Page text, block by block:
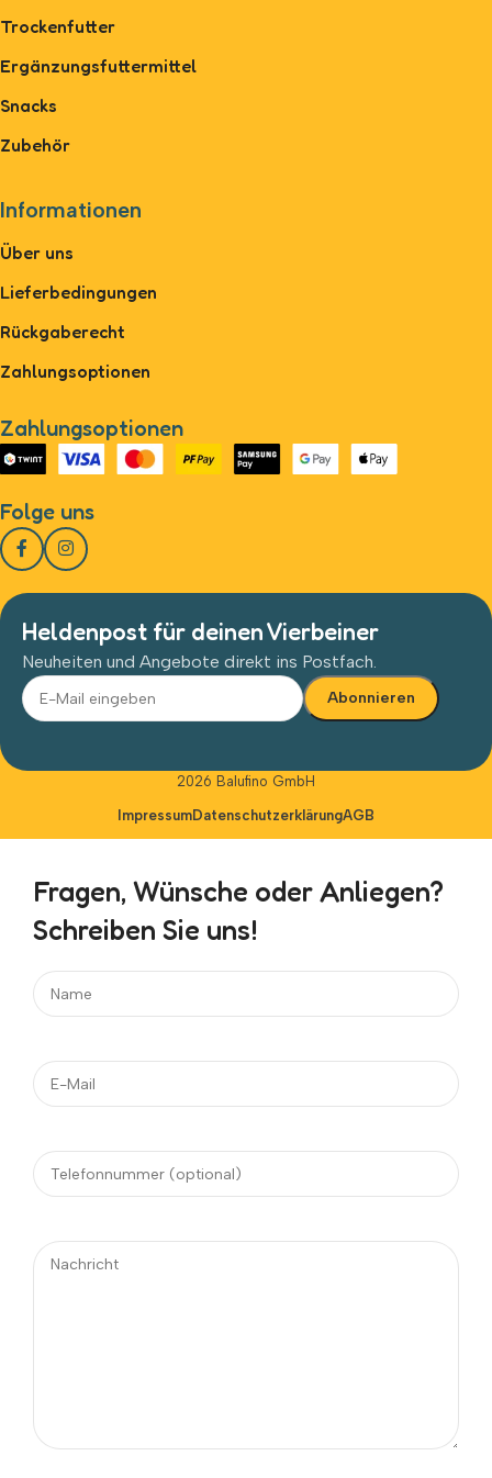
Trockenfutter
Ergänzungsfuttermittel
Snacks
Zubehör
Informationen
Über uns
Lieferbedingungen
Rückgaberecht
Zahlungsoptionen
Zahlungsoptionen
Folge uns
Heldenpost für deinen Vierbeiner
Neuheiten und Angebote direkt ins Postfach.
2026 Balufino GmbH
ImpressumDatenschutzerklärungAGB
Fragen, Wünsche oder Anliegen?
Schreiben Sie uns!